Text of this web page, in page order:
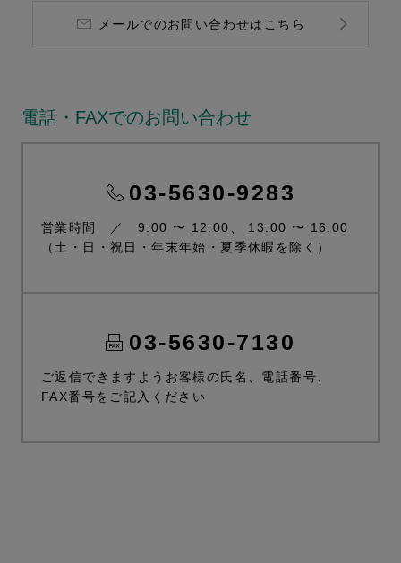
メールでのお問い合わせはこちら
電話・FAXでのお問い合わせ
03-5630-9283
営業時間 ／ 9:00 〜 12:00、 13:00 〜 16:00
（土・日・祝日・年末年始・夏季休暇を除く）
03-5630-7130
ご返信できますようお客様の氏名、電話番号、
FAX番号をご記入ください